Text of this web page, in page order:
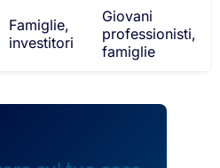
Famiglie,
investitori
Giovani
professionisti,
famiglie